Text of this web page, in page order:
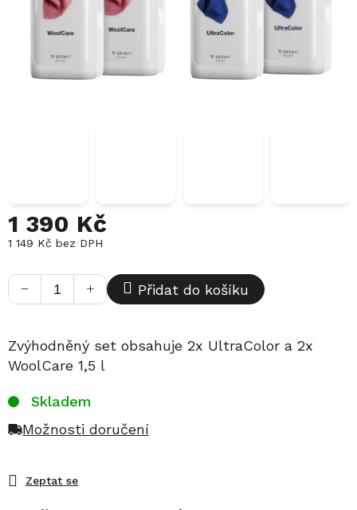
1 390 Kč
1 149 Kč bez DPH
cena:
+
− Přidat do košíku
Zvýhodněný set obsahuje 2x UltraColor a 2x
WoolCare 1,5 l
Zeptat se
Skladem
Možnosti doručení